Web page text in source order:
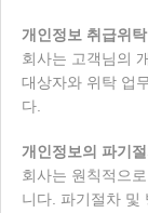
개인정보 취급위탁
회사는 고객님의
대상자와 위탁 업
다.
개인정보의 파기
회사는 원칙적으
니다. 파기절차 및